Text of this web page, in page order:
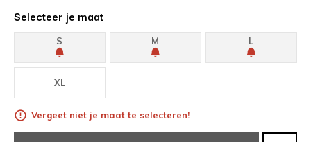
Selecteer je maat
S M L
XL
Vergeet niet je maat te selecteren!